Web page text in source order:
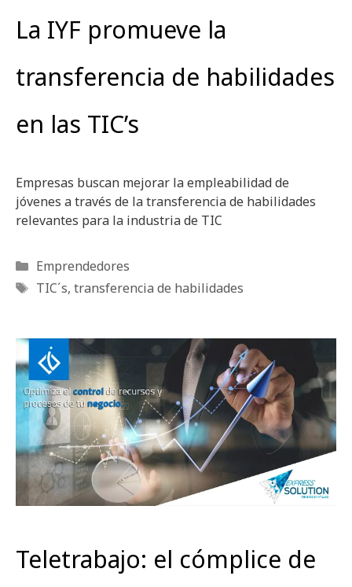
La IYF promueve la
transferencia de habilidades
en las TIC’s
Empresas buscan mejorar la empleabilidad de
jóvenes a través de la transferencia de habilidades
relevantes para la industria de TIC
Categorías
Emprendedores
Etiquetas
TIC´s, transferencia de habilidades
Teletrabajo: el cómplice de